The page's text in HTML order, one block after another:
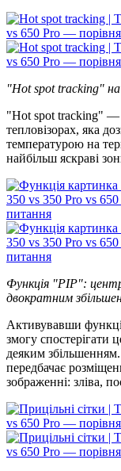
"Hot spot tracking" на
"Hot spot tracking" —
тепловізорах, яка
температурою на
найбільш яскраві
Функція "PIP":
двократним
Активувавши
змогу спостерігати
деяким
передбачає
зображенні: зліва,